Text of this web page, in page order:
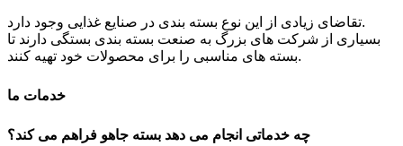
تقاضای زیادی از این نوع بسته بندی در صنایع غذایی وجود دارد.
بسیاری از شرکت های بزرگ به صنعت بسته بندی بستگی دارند تا
بسته های مناسبی را برای محصولات خود تهیه کنند.
خدمات ما
چه خدماتی انجام می دهد بسته جاهو فراهم می کند؟